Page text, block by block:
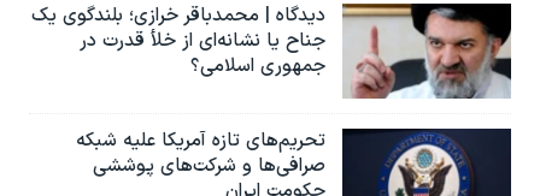
دیدگاه | محمدباقر خرازی؛ بلندگوی یک
جناح یا نشانه‌ای از خلأ قدرت در
جمهوری اسلامی؟
تحریم‌های تازه آمریکا علیه شبکه
صرافی‌ها و شرکت‌های پوششی